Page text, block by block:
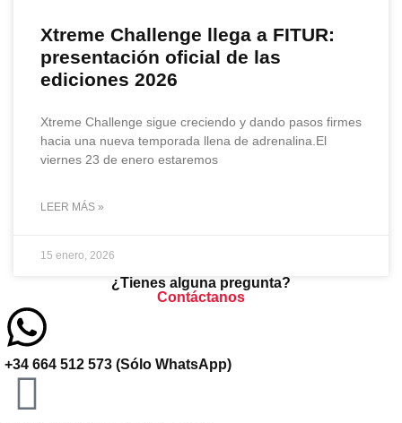
Xtreme Challenge llega a FITUR:
presentación oficial de las
ediciones 2026
Xtreme Challenge sigue creciendo y dando pasos firmes
hacia una nueva temporada llena de adrenalina.El
viernes 23 de enero estaremos
LEER MÁS »
15 enero, 2026
¿Tienes alguna pregunta?
Contáctanos
+34 664 512 573 (Sólo WhatsApp)